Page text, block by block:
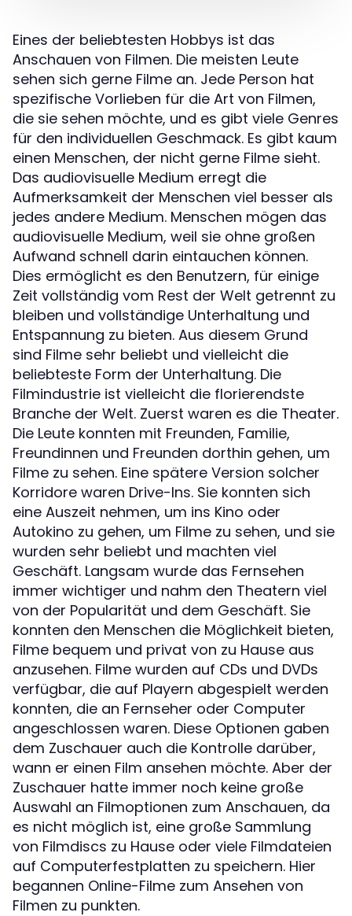
Eines der beliebtesten Hobbys ist das
Anschauen von Filmen. Die meisten Leute
sehen sich gerne Filme an. Jede Person hat
spezifische Vorlieben für die Art von Filmen,
die sie sehen möchte, und es gibt viele Genres
für den individuellen Geschmack. Es gibt kaum
einen Menschen, der nicht gerne Filme sieht.
Das audiovisuelle Medium erregt die
Aufmerksamkeit der Menschen viel besser als
jedes andere Medium. Menschen mögen das
audiovisuelle Medium, weil sie ohne großen
Aufwand schnell darin eintauchen können.
Dies ermöglicht es den Benutzern, für einige
Zeit vollständig vom Rest der Welt getrennt zu
bleiben und vollständige Unterhaltung und
Entspannung zu bieten. Aus diesem Grund
sind Filme sehr beliebt und vielleicht die
beliebteste Form der Unterhaltung. Die
Filmindustrie ist vielleicht die florierendste
Branche der Welt. Zuerst waren es die Theater.
Die Leute konnten mit Freunden, Familie,
Freundinnen und Freunden dorthin gehen, um
Filme zu sehen. Eine spätere Version solcher
Korridore waren Drive-Ins. Sie konnten sich
eine Auszeit nehmen, um ins Kino oder
Autokino zu gehen, um Filme zu sehen, und sie
wurden sehr beliebt und machten viel
Geschäft. Langsam wurde das Fernsehen
immer wichtiger und nahm den Theatern viel
von der Popularität und dem Geschäft. Sie
konnten den Menschen die Möglichkeit bieten,
Filme bequem und privat von zu Hause aus
anzusehen. Filme wurden auf CDs und DVDs
verfügbar, die auf Playern abgespielt werden
konnten, die an Fernseher oder Computer
angeschlossen waren. Diese Optionen gaben
dem Zuschauer auch die Kontrolle darüber,
wann er einen Film ansehen möchte. Aber der
Zuschauer hatte immer noch keine große
Auswahl an Filmoptionen zum Anschauen, da
es nicht möglich ist, eine große Sammlung
von Filmdiscs zu Hause oder viele Filmdateien
auf Computerfestplatten zu speichern. Hier
begannen Online-Filme zum Ansehen von
Filmen zu punkten.